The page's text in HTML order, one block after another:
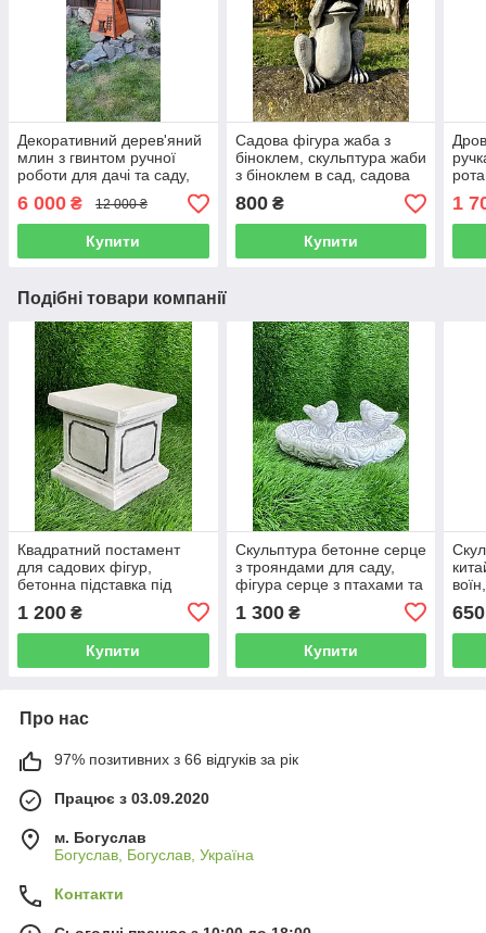
Декоративний дерев'яний
млин з гвинтом ручної
роботи для дачі та саду,
висота 160 см
6 000 ₴ 12 000 ₴
Купити
Садова фігура жаба з
біноклем, скульптура жаби
з біноклем в сад, садова
жаба ручного розпису
800₴
Купити
л
1
Подібні товари компанії
Квадратний постамент
для садових фігур,
бетонна підставка під
скульптури сіро-чорного
кольору ручного розпису
1 200 ₴
Купити
Скульптура бетонне серце
з трояндами для саду,
фігура серце з птахами та
кольору ручного розпису
1 300₴
Купити
650
Про нас
97% позитивних з 66 відгуків за рік
Працює з 03.09.2020
м. Богуслав
Богуслав, Богуслав, Україна
Контакти